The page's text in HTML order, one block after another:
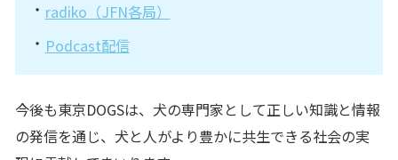
radiko（JFN各局）
Podcast配信
今後も東京DOGSは、犬の専門家として正しい知識と情報
の発信を通じ、犬と人がより豊かに共生できる社会の実